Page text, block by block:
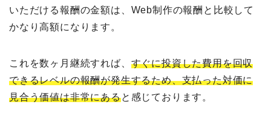
いただける報酬の金額は、Web制作の報酬と比較して
かなり高額になります。
これを数ヶ月継続すれば、 すぐに投資した費用を回収
できるレベルの報酬が発生するため、支払った対価に
見合う価値は非常にあると感じております。